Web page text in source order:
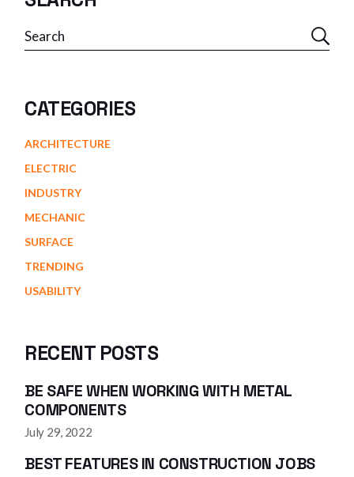
CATEGORIES
ARCHITECTURE
ELECTRIC
INDUSTRY
MECHANIC
SURFACE
TRENDING
USABILITY
RECENT POSTS
BE SAFE WHEN WORKING WITH METAL
COMPONENTS
July 29, 2022
BEST FEATURES IN CONSTRUCTION JOBS